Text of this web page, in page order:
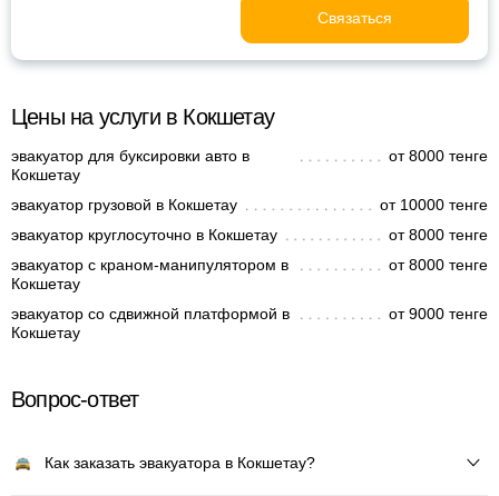
Связаться
Цены на услуги в Кокшетау
эвакуатор для буксировки авто в
Кокшетау
от 8000 тенге
эвакуатор грузовой в Кокшетау
от 10000 тенге
эвакуатор круглосуточно в Кокшетау
от 8000 тенге
эвакуатор с краном-манипулятором в
Кокшетау
от 8000 тенге
эвакуатор со сдвижной платформой в
Кокшетау
от 9000 тенге
Вопрос-ответ
Как заказать эвакуатора в Кокшетау?